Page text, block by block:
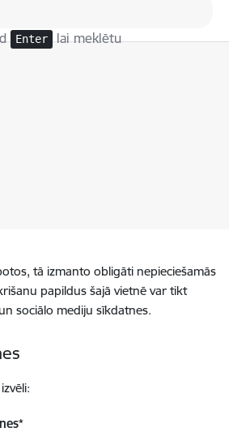
Enter lai meklētu
tā izmanto obligāti nepieciešamās
papildus šajā vietnē var tikt
sociālo mediju sīkdatnes.
*